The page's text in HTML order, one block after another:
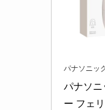
パナソニッ
パナソニ
ー フェ